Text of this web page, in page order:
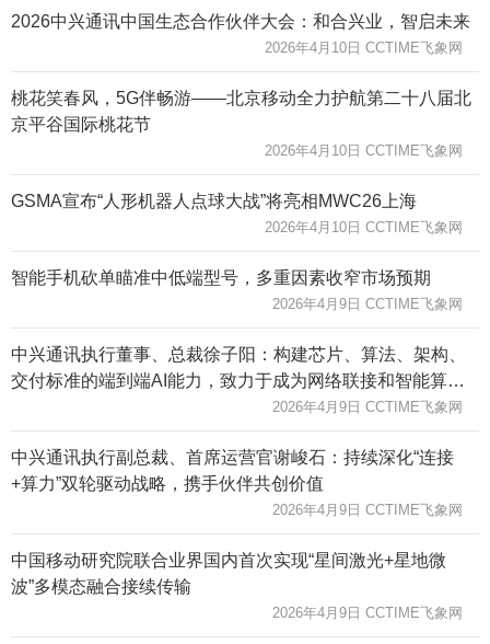
2026中兴通讯中国生态合作伙伴大会：和合兴业，智启未来
2026年4月10日 CCTIME飞象网
桃花笑春风，5G伴畅游——北京移动全力护航第二十八届北
京平谷国际桃花节
2026年4月10日 CCTIME飞象网
GSMA宣布“人形机器人点球大战”将亮相MWC26上海
2026年4月10日 CCTIME飞象网
智能手机砍单瞄准中低端型号，多重因素收窄市场预期
2026年4月9日 CCTIME飞象网
中兴通讯执行董事、总裁徐子阳：构建芯片、算法、架构、
交付标准的端到端AI能力，致力于成为网络联接和智能算力
2026年4月9日 CCTIME飞象网
中兴通讯执行副总裁、首席运营官谢峻石：持续深化“连接
+算力”双轮驱动战略，携手伙伴共创价值
2026年4月9日 CCTIME飞象网
中国移动研究院联合业界国内首次实现“星间激光+星地微
波”多模态融合接续传输
2026年4月9日 CCTIME飞象网